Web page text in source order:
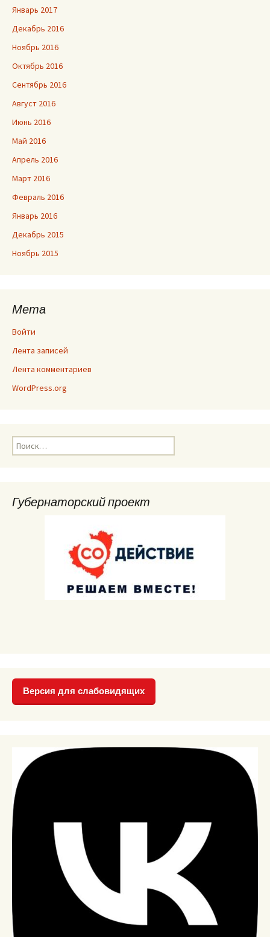
Январь 2017
Декабрь 2016
Ноябрь 2016
Октябрь 2016
Сентябрь 2016
Август 2016
Июнь 2016
Май 2016
Апрель 2016
Март 2016
Февраль 2016
Январь 2016
Декабрь 2015
Ноябрь 2015
Мета
Войти
Лента записей
Лента комментариев
WordPress.org
Найти:
Губернаторский проект
Версия для слабовидящих